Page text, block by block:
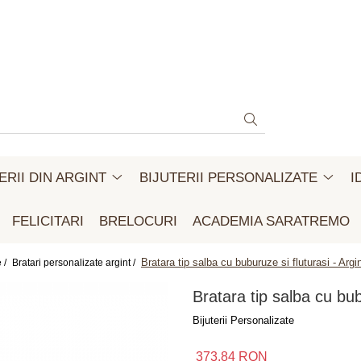
DIN ARGINT BIJUTERII PERSONALIZATE
FELICITARI BRELOCURI ACADEMIA SARATREMO
/ Bratari personalizate argint / Bratara tip salba cu buburuze si fluturasi -
Bratara tip salba cu
Bijuterii Personalizate
373,84 RON